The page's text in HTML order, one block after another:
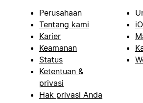
Perusahaan
Tentang kami
Karier
Keamanan
Status
Ketentuan &
privasi
Hak privasi Anda